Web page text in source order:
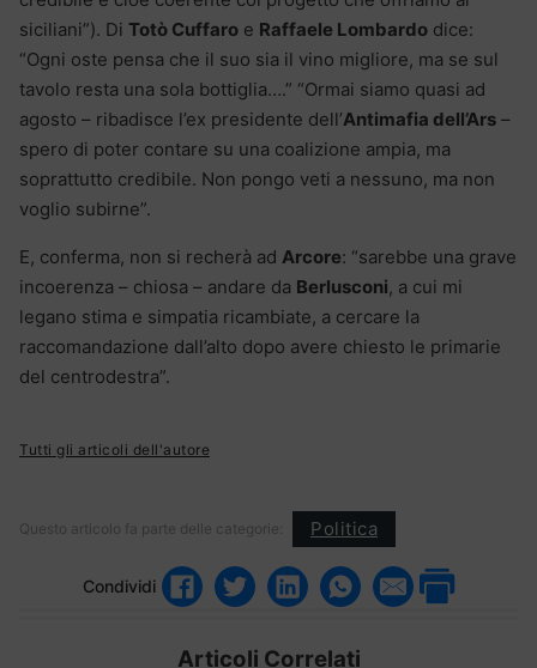
siciliani”). Di Totò Cuffaro e Raffaele Lombardo dice:
“Ogni oste pensa che il suo sia il vino migliore, ma se sul
tavolo resta una sola bottiglia….” “Ormai siamo quasi ad
agosto – ribadisce l’ex presidente dell’Antimafia dell’Ars –
spero di poter contare su una coalizione ampia, ma
soprattutto credibile. Non pongo veti a nessuno, ma non
voglio subirne”.
E, conferma, non si recherà ad Arcore: “sarebbe una grave
incoerenza – chiosa – andare da Berlusconi, a cui mi
legano stima e simpatia ricambiate, a cercare la
raccomandazione dall’alto dopo avere chiesto le primarie
del centrodestra”.
Tutti gli articoli dell'autore
Questo articolo fa parte delle categorie: Politica
Condividi
Articoli Correlati